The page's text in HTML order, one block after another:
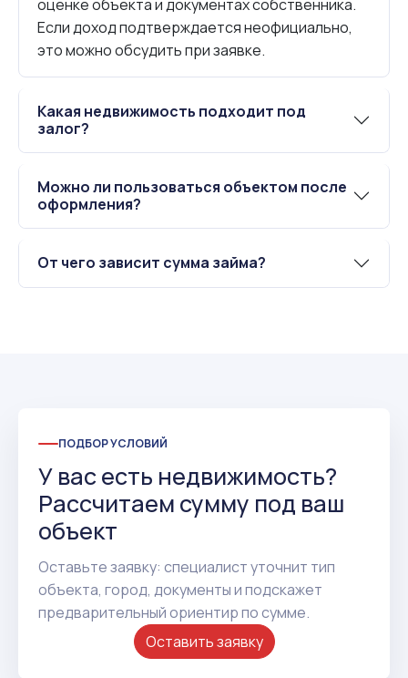
оценке объекта и документах собственника.
Если доход подтверждается неофициально,
это можно обсудить при заявке.
Какая недвижимость подходит под
залог?
Можно ли пользоваться объектом после
оформления?
От чего зависит сумма займа?
ПОДБОР УСЛОВИЙ
У вас есть недвижимость?
Рассчитаем сумму под ваш
объект
Оставьте заявку: специалист уточнит тип
объекта, город, документы и подскажет
предварительный ориентир по сумме.
Оставить заявку